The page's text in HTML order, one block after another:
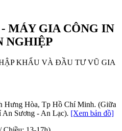
MÁY GIA CÔNG IN
NGHIỆP
KHẨU VÀ ĐẦU TƯ VŨ GIA
Hưng Hòa, Tp Hồ Chí Minh. (Giữa
An Sương - An Lạc). [Xem bản đồ]